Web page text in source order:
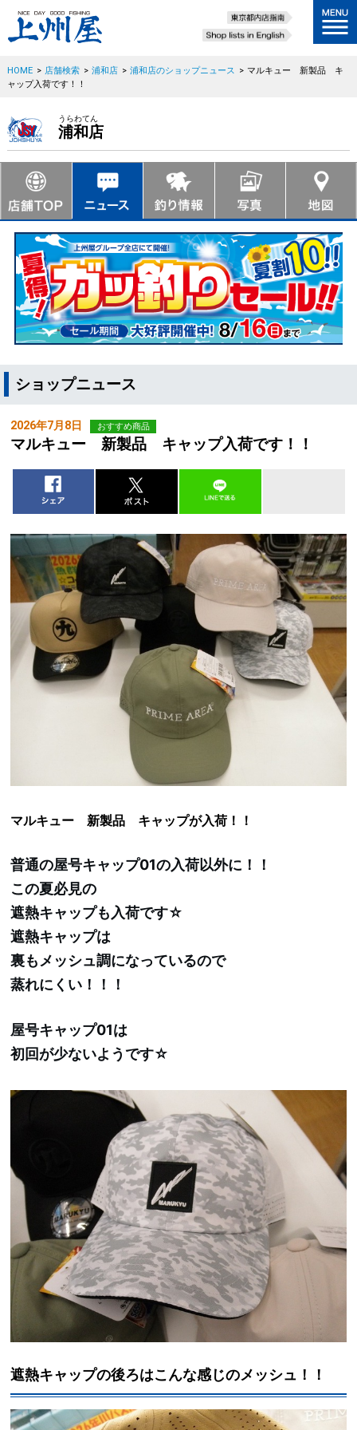
HOME > 店舗検索 > 浦和店 > 浦和店のショップニュース > マルキュー 新製品 キ
ャップ入荷です！！
うらわてん
浦和店
ショップニュース
2026年7月8日 おすすめ商品
マルキュー 新製品 キャップ入荷です！！
マルキュー 新製品 キャップが入荷！！
普通の屋号キャップ01の入荷以外に！！
この夏必見の
遮熱キャップも入荷です☆
遮熱キャップは
裏もメッシュ調になっているので
蒸れにくい！！！
屋号キャップ01は
初回が少ないようです☆
遮熱キャップの後ろはこんな感じのメッシュ！！